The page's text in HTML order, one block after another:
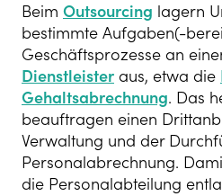
Beim Outsourcing lagern
bestimmte Aufgaben(-
Geschäftsprozesse an
Dienstleister aus, etwa die
Gehaltsabrechnung. Das
beauftragen einen
Verwaltung und der
Personalabrechnung.
die Personalabteilung